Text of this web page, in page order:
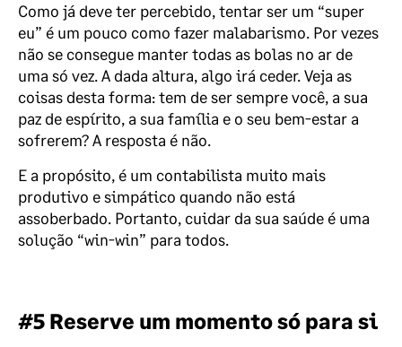
Como já deve ter percebido, tentar ser um “super
eu” é um pouco como fazer malabarismo. Por vezes
não se consegue manter todas as bolas no ar de
uma só vez. A dada altura, algo irá ceder. Veja as
coisas desta forma: tem de ser sempre você, a sua
paz de espírito, a sua família e o seu bem-estar a
sofrerem? A resposta é não.
E a propósito, é um contabilista muito mais
produtivo e simpático quando não está
assoberbado. Portanto, cuidar da sua saúde é uma
solução “win-win” para todos.
#5 Reserve um momento só para si